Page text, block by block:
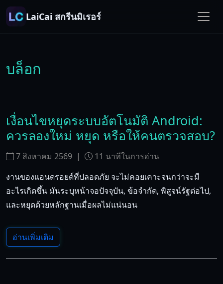
LaiCai สกรีนมิเรอร์
บล็อก
เงื่อนไขหยุดระบบอัตโนมัติ Android:
ควรลองใหม่ หยุด หรือให้คนตรวจสอบ?
7 สิงหาคม 2569 | 11 นาทีในการอ่าน
งานของแอนดรอยด์ที่ปลอดภัย จะไม่คอยเคาะจนกว่าจะมี
อะไรเกิดขึ้น มันระบุหน้าจอปัจจุบัน, ข้อจํากัด, พิสูจน์รัฐต่อไป,
และหยุดด้วยหลักฐานเมื่อผลไม่แน่นอน
อ่านเพิ่มเติม